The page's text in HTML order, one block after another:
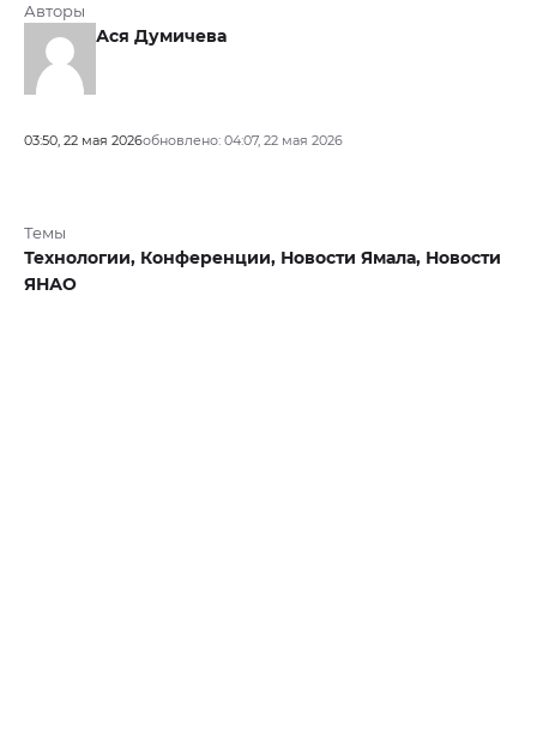
Авторы
Ася Думичева
03:50, 22 мая 2026обновлено: 04:07, 22 мая 2026
Темы
Технологии, Конференции, Новости Ямала, Новости
ЯНАО